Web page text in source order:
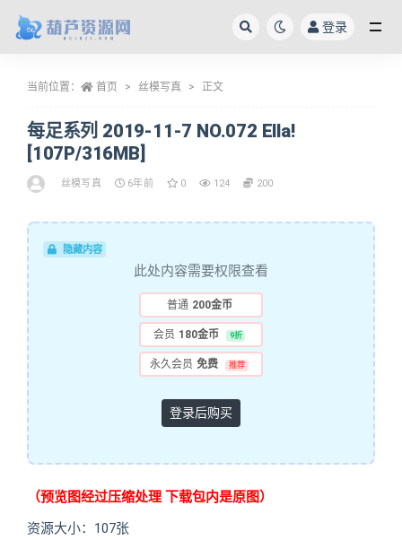
登录
当前位置： 首页 丝模写真 正文
每足系列 2019-11-7 NO.072 Ella!
[107P/316MB]
丝模写真 6年前 0 124 200
隐藏内容
此处内容需要权限查看
普通 200金币
会员 180金币 9折
永久会员 免费 推荐
登录后购买
（预览图经过压缩处理 下载包内是原图）
资源大小：107张